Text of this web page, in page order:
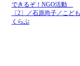
できるぞ！NGO活動
〔2〕／石原尚子／こども
くらぶ